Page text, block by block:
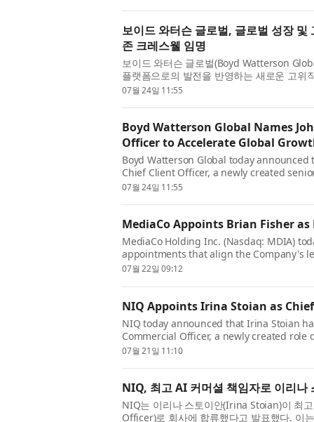
보이드 와터슨 글로벌, 글로벌 성장
존 크레스웰 임명
보이드 와터슨 글로벌(Boyd Watterson
플랫폼으로의 발전을 반영하는 새로운 고위
Creswell)을 임명한다고 발표했다. 크...
07월 24일 11:55
Boyd Watterson Global Names
Officer to Accelerate Global
Boyd Watterson Global today
Chief Client Officer, a newly created
continued investment in growth and its
07월 24일 11:55
MediaCo Appoints Brian Fisher as
MediaCo Holding Inc. (Nasdaq: MDIA)
appointments that align the Company's
growth strategy. Effective immediately,
07월 22일 09:12
NIQ Appoints Irina Stoian as
NIQ today announced that Irina Stoian
Commercial Officer, a newly created role
commercial strategy and help clients
07월 21일 11:10
NIQ, 최고 AI 커머셜 책임자로 이리나
NIQ는 이리나 스토이안(Irina Stoian)이 최
Officer)로 회사에 합류했다고 발표했다. 이